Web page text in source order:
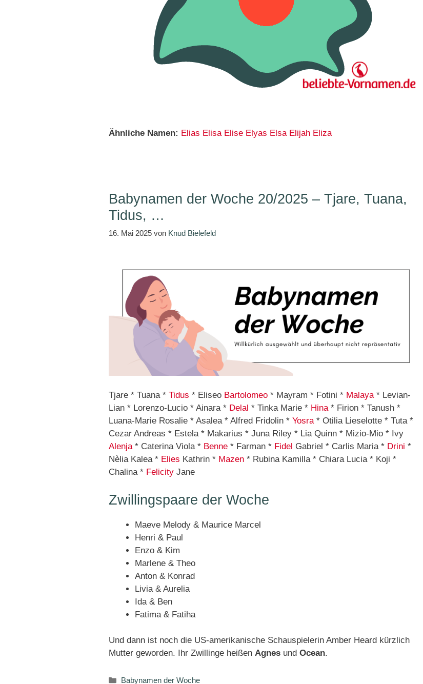
Ähnliche Namen: Elias Elisa Elise Elyas Elsa Elijah Eliza
Babynamen der Woche 20/2025 – Tjare, Tuana,
Tidus, …
16. Mai 2025 von Knud Bielefeld
Tjare * Tuana * Tidus * Eliseo Bartolomeo * Mayram * Fotini * Malaya* Levian-
Lian * Lorenzo-Lucio * Ainara * Delal * Tinka Marie * Hina* Firion * Tanush *
Luana-Marie Rosalie * Asalea * Alfred Fridolin * Yosra* Otilia Lieselotte * Tuta *
Cezar Andreas * Estela * Makarius * Juna Riley * Lia Quinn * Mizio-Mio * Ivy
Alenja* Caterina Viola * Benne * Farman * Fidel Gabriel * Carlis Maria * Drini *
Nèlia Kalea * Elies Kathrin * Mazen * Rubina Kamilla * Chiara Lucia * Koji *
Chalina * Felicity Jane
Zwillingspaare der Woche
Maeve Melody & Maurice Marcel
Henri & Paul
Enzo & Kim
Marlene & Theo
Anton & Konrad
Livia & Aurelia
Ida & Ben
Fatima & Fatiha
Und dann ist noch die US-amerikanische Schauspielerin Amber Heard kürzlich
Mutter geworden. Ihr Zwillinge heißen Agnes und Ocean.
Kategorien
Babynamen der Woche